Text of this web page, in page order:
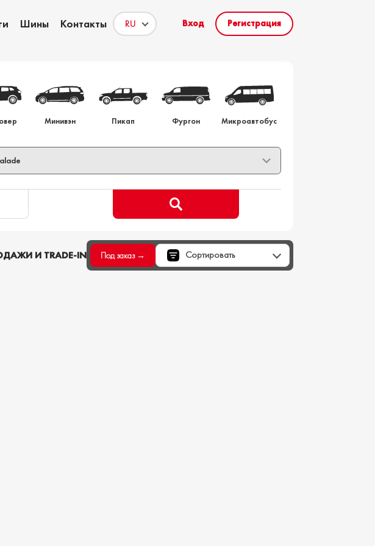
Шины Контакты Вход Регистрация
Авто на заказ
Минивэн Пикап Фургон Микроавтобус
И TRADE-IN Под заказ → Сортировать